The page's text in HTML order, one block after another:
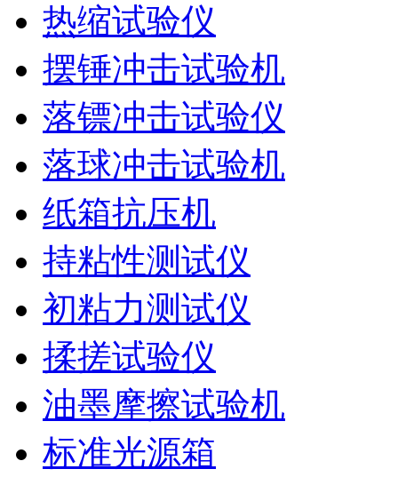
热缩试验仪
摆锤冲击试验机
落镖冲击试验仪
落球冲击试验机
纸箱抗压机
持粘性测试仪
初粘力测试仪
揉搓试验仪
油墨摩擦试验机
标准光源箱